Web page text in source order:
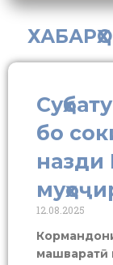
бо
назди
12.08.2025
машваратӣ